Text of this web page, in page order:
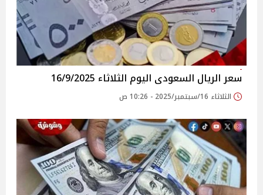
سعر الريال السعودى اليوم الثلاثاء 16/9/2025
الثلاثاء 16/سبتمبر/2025 - 10:26 ص